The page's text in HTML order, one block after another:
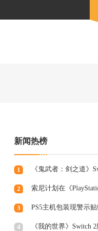
新闻热榜
1
2
3
4